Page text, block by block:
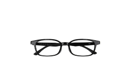
イズを確認するには？
方へ＞